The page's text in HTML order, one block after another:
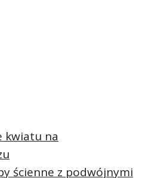
kwiatu na
ścienne z podwójnymi